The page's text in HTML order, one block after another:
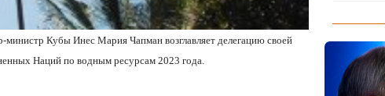
Кубы Инес Мария Чапман возглавляет делегацию своей
Наций по водным ресурсам 2023 года.